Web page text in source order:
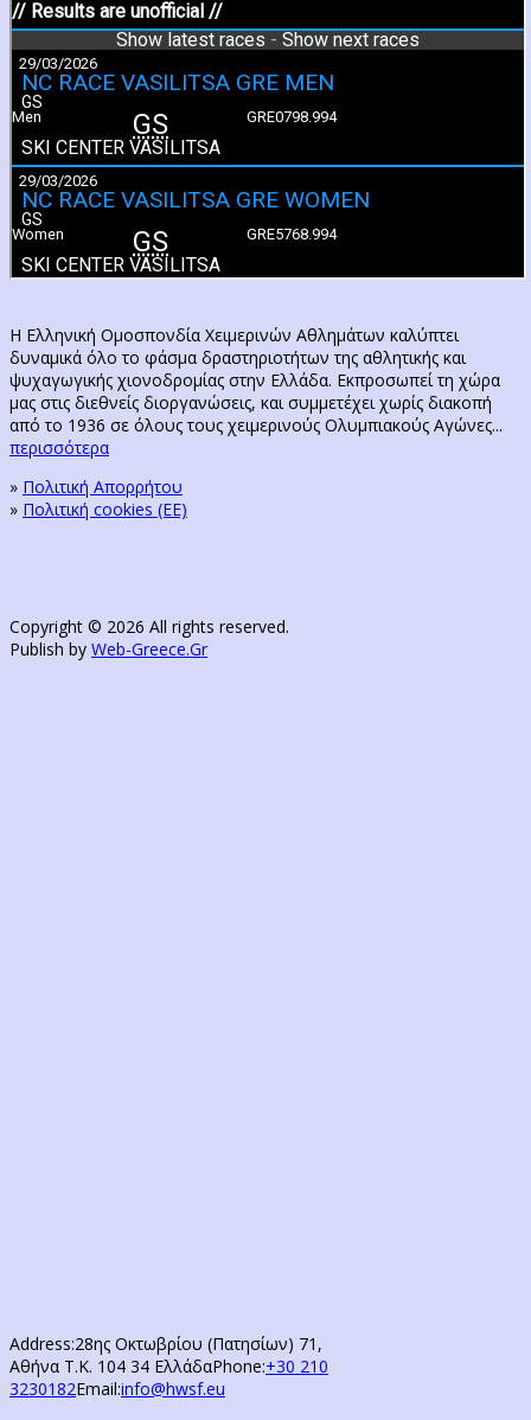
Η Ελληνική Ομοσπονδία Χειμερινών Αθλημάτων καλύπτει
δυναμικά όλο το φάσμα δραστηριοτήτων της αθλητικής και
ψυχαγωγικής χιονοδρομίας στην Ελλάδα. Εκπροσωπεί τη χώρα
μας στις διεθνείς διοργανώσεις, και συμμετέχει χωρίς διακοπή
από το 1936 σε όλους τους χειμερινούς Ολυμπιακούς Αγώνες...
περισσότερα
» Πολιτική Απορρήτου
» Πολιτική cookies (ΕΕ)
Copyright © 2026 All rights reserved.
Publish by Web-Greece.Gr
Address:28ης Οκτωβρίου (Πατησίων) 71,
Αθήνα Τ.Κ. 104 34 ΕλλάδαPhone:+30 210
3230182Email:info@hwsf.eu